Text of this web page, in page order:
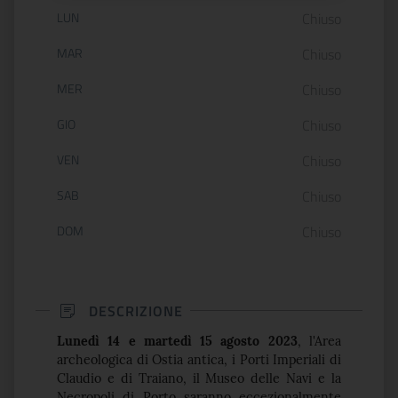
Orario di apertura:
LUN
MAR
MER
GIO
VEN
SAB
DOM
DESCRIZIONE
Lunedì 14 e martedì 15 agosto 2023, l'Area
archeologica di Ostia antica, i Porti Imperiali di
Claudio e di Traiano, il Museo delle Navi e la